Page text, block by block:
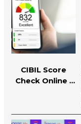
CIBIL Score
Check Online :